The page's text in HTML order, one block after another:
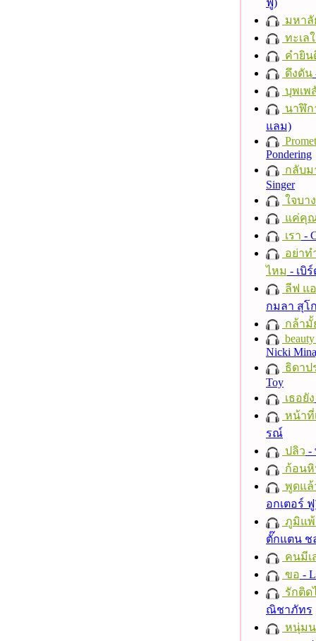
มหาลั
ทะเล
คำยิน
ดึงดัน
บุพเพ
นาฬิก
แลม)
Pondering
กลับม
Singer
ใจบาง
แค่คุ
เรา -
อย่าท
ไหม - เบิ
ลีฟ แอ
กมลา สุโ
กล้ามั้
Nicki
ธิดาป
Toy
เธอยัง
หน้าที่
รณ์
ปลิว -
ก้อน
พูดแล้
อกเตอร์
ภูมิแพ้
ตั๊กแตน ช
คนมีเ
ขอ -
รักติด
ณิชาภัทร
หนุ่มน